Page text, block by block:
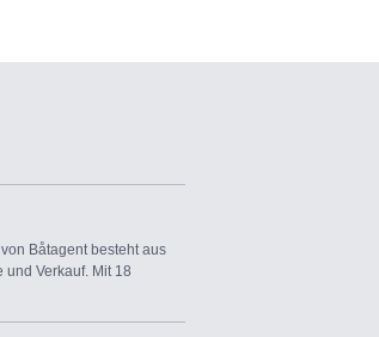
Båtagent besteht aus
Verkauf. Mit 18